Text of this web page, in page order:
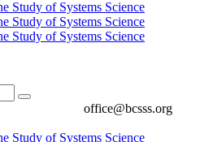
office@bcsss.org